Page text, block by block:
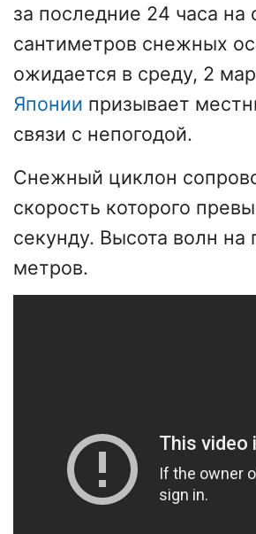
за последние 24 часа
сантиметров снежных
ожидается в среду, 2
Японии призывает
связи с непогодой.
Снежный циклон
скорость которого
секунду. Высота волн
метров.